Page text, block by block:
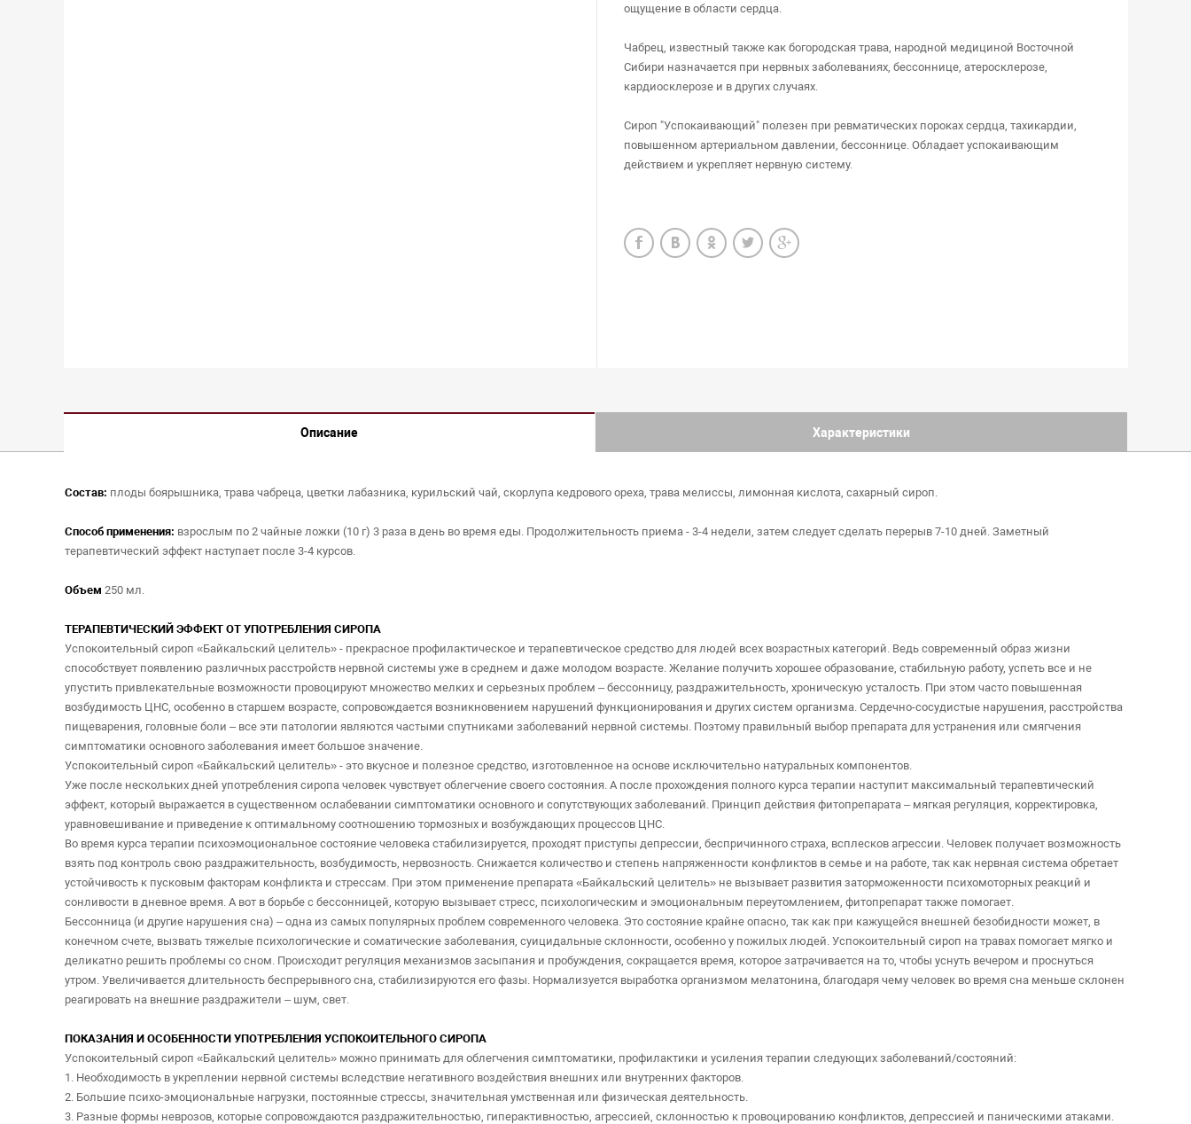
ощущение в области сердца.
Чабрец, известный также как богородская трава, народной медициной Восточной
Сибири назначается при нервных заболеваниях, бессоннице, атеросклерозе,
кардиосклерозе и в других случаях.
Сироп "Успокаивающий" полезен при ревматических пороках сердца, тахикардии,
повышенном артериальном давлении, бессоннице. Обладает успокаивающим
действием и укрепляет нервную систему.
Описание Характеристики
Состав: плоды боярышника, трава чабреца, цветки лабазника, курильский чай, скорлупа кедрового ореха, трава мелиссы, лимонная кислота, сахарный сироп.
Способ применения: взрослым по 2 чайные ложки (10 г) 3 раза в день во время еды. Продолжительность приема - 3-4 недели, затем следует сделать перерыв 7-10 дней. Заметный
терапевтический эффект наступает после 3-4 курсов.
Объем 250 мл.
ТЕРАПЕВТИЧЕСКИЙ ЭФФЕКТ ОТ УПОТРЕБЛЕНИЯ СИРОПА
Успокоительный сироп «Байкальский целитель» - прекрасное профилактическое и терапевтическое средство для людей всех возрастных категорий. Ведь современный образ жизни
способствует появлению различных расстройств нервной системы уже в среднем и даже молодом возрасте. Желание получить хорошее образование, стабильную работу, успеть все и не
упустить привлекательные возможности провоцируют множество мелких и серьезных проблем – бессонницу, раздражительность, хроническую усталость. При этом часто повышенная
возбудимость ЦНС, особенно в старшем возрасте, сопровождается возникновением нарушений функционирования и других систем организма. Сердечно-сосудистые нарушения, расстройства
пищеварения, головные боли – все эти патологии являются частыми спутниками заболеваний нервной системы. Поэтому правильный выбор препарата для устранения или смягчения
симптоматики основного заболевания имеет большое значение.
Успокоительный сироп «Байкальский целитель» - это вкусное и полезное средство, изготовленное на основе исключительно натуральных компонентов.
Уже после нескольких дней употребления сиропа человек чувствует облегчение своего состояния. А после прохождения полного курса терапии наступит максимальный терапевтический
эффект, который выражается в существенном ослабевании симптоматики основного и сопутствующих заболеваний. Принцип действия фитопрепарата – мягкая регуляция, корректировка,
уравновешивание и приведение к оптимальному соотношению тормозных и возбуждающих процессов ЦНС.
Во время курса терапии психоэмоциональное состояние человека стабилизируется, проходят приступы депрессии, беспричинного страха, всплесков агрессии. Человек получает возможность
взять под контроль свою раздражительность, возбудимость, нервозность. Снижается количество и степень напряженности конфликтов в семье и на работе, так как нервная система обретает
устойчивость к пусковым факторам конфликта и стрессам. При этом применение препарата «Байкальский целитель» не вызывает развития заторможенности психомоторных реакций и
сонливости в дневное время. А вот в борьбе с бессонницей, которую вызывает стресс, психологическим и эмоциональным переутомлением, фитопрепарат также помогает.
Бессонница (и другие нарушения сна) – одна из самых популярных проблем современного человека. Это состояние крайне опасно, так как при кажущейся внешней безобидности может, в
конечном счете, вызвать тяжелые психологические и соматические заболевания, суицидальные склонности, особенно у пожилых людей. Успокоительный сироп на травах помогает мягко и
деликатно решить проблемы со сном. Происходит регуляция механизмов засыпания и пробуждения, сокращается время, которое затрачивается на то, чтобы уснуть вечером и проснуться
утром. Увеличивается длительность беспрерывного сна, стабилизируются его фазы. Нормализуется выработка организмом мелатонина, благодаря чему человек во время сна меньше склонен
реагировать на внешние раздражители – шум, свет.
ПОКАЗАНИЯ И ОСОБЕННОСТИ УПОТРЕБЛЕНИЯ УСПОКОИТЕЛЬНОГО СИРОПА
Успокоительный сироп «Байкальский целитель» можно принимать для облегчения симптоматики, профилактики и усиления терапии следующих заболеваний/состояний:
1. Необходимость в укреплении нервной системы вследствие негативного воздействия внешних или внутренних факторов.
2. Большие психо-эмоциональные нагрузки, постоянные стрессы, значительная умственная или физическая деятельность.
3. Разные формы неврозов, которые сопровождаются раздражительностью, гиперактивностью, агрессией, склонностью к провоцированию конфликтов, депрессией и паническими атаками.